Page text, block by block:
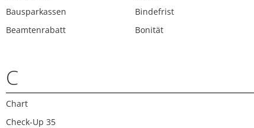
Bausparkassen
Beamtenrabatt
Bindefrist
Bonität
C
Chart
Check-Up 35